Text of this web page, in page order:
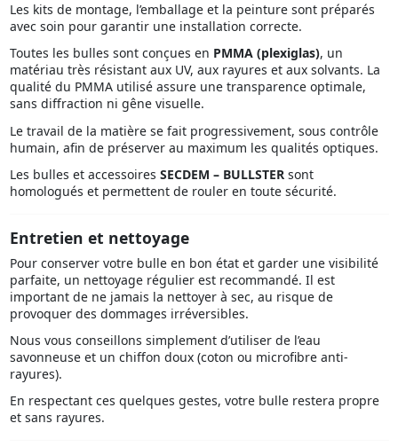
Les kits de montage, l’emballage et la peinture sont préparés
avec soin pour garantir une installation correcte.
Toutes les bulles sont conçues en PMMA (plexiglas), un
matériau très résistant aux UV, aux rayures et aux solvants. La
qualité du PMMA utilisé assure une transparence optimale,
sans diffraction ni gêne visuelle.
Le travail de la matière se fait progressivement, sous contrôle
humain, afin de préserver au maximum les qualités optiques.
Les bulles et accessoires SECDEM – BULLSTERsont
homologués et permettent de rouler en toute sécurité.
Entretien et nettoyage
Pour conserver votre bulle en bon état et garder une visibilité
parfaite, un nettoyage régulier est recommandé. Il est
important de ne jamais la nettoyer à sec, au risque de
provoquer des dommages irréversibles.
Nous vous conseillons simplement d’utiliser de l’eau
savonneuse et un chiffon doux (coton ou microfibre anti-
rayures).
En respectant ces quelques gestes, votre bulle restera propre
et sans rayures.